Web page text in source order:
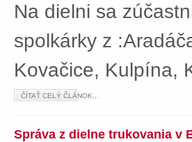
Na dielni sa
spolkárky z
Kovačice, Kulpína,
ČÍTAŤ CELÝ ČLÁNOK...
Správa z dielne trukovania v